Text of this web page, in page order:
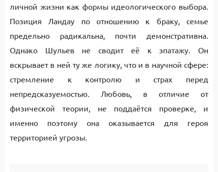
личной жизни как формы идеологического выбора.
Позиция Ландау по отношению к браку, семье
предельно радикальна, почти демонстративна.
Однако Шульев не сводит её к эпатажу. Он
вскрывает в ней ту же логику, что и в научной сфере:
стремление к контролю и страх перед
непредсказуемостью. Любовь, в отличие от
физической теории, не поддаётся проверке, и
именно поэтому она оказывается для героя
территорией угрозы.